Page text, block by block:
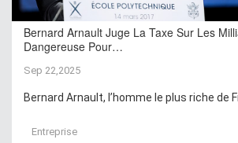
Bernard Arnault Juge La Taxe Sur Les
Dangereuse Pour…
Sep 22,2025
Bernard Arnault, l’homme le plus riche de
Entreprise